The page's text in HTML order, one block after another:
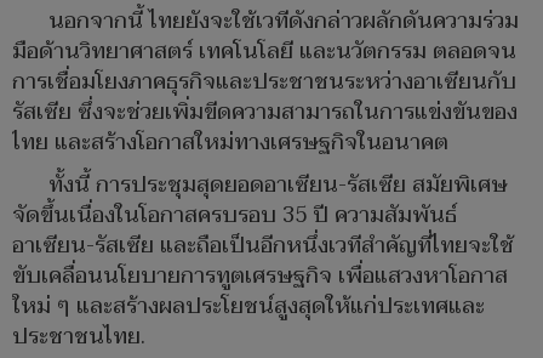
นอกจากนี้ ไทยยังจะใช้เวทีดังกล่าวผลักดันความร่วม
มือด้านวิทยาศาสตร์ เทคโนโลยี และนวัตกรรม ตลอดจน
การเชื่อมโยงภาคธุรกิจและประชาชนระหว่างอาเซียนกับ
รัสเซีย ซึ่งจะช่วยเพิ่มขีดความสามารถในการแข่งขันของ
ไทย และสร้างโอกาสใหม่ทางเศรษฐกิจในอนาคต
ทั้งนี้ การประชุมสุดยอดอาเซียน-รัสเซีย สมัยพิเศษ
จัดขึ้นเนื่องในโอกาสครบรอบ 35 ปี ความสัมพันธ์
อาเซียน-รัสเซีย และถือเป็นอีกหนึ่งเวทีสำคัญที่ไทยจะใช้
ขับเคลื่อนนโยบายการทูตเศรษฐกิจ เพื่อแสวงหาโอกาส
ใหม่ ๆ และสร้างผลประโยชน์สูงสุดให้แก่ประเทศและ
ประชาชนไทย.